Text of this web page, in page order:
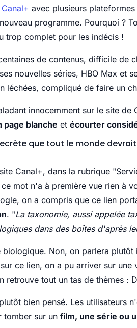
avec plusieurs
programme. Pourquoi ?
trop complet pour les indécis !
de contenus, difficile de
nouvelles séries, HBO Max et
léchées, compliqué de faire un
innocemment sur le site de
page blanche et écourter
que tout le monde
Canal+, dans la rubrique
mot n'a à première vue rien à
on a compris que ce lien
. "La taxonomie, aussi appelée
dans des boîtes d'après
biologique. Non, on parlera plutôt
ce lien, on a pu arriver sur
retrouve tout un tas de thèmes :
bien pensé. Les utilisateurs
tomber sur un film, une série ou